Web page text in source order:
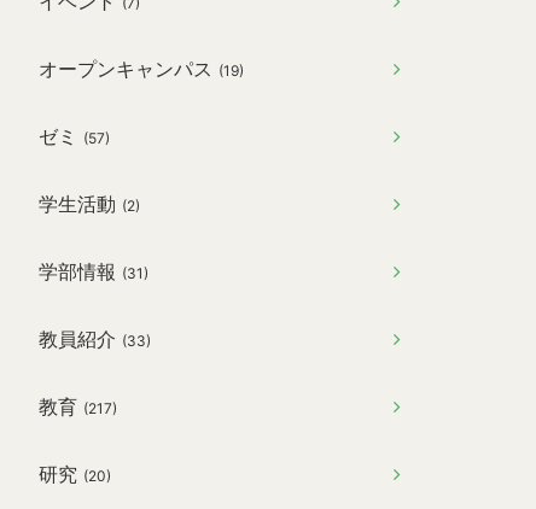
オープンキャンパス (19)
ゼミ (57)
学生活動 (2)
学部情報 (31)
教員紹介 (33)
教育 (217)
研究 (20)